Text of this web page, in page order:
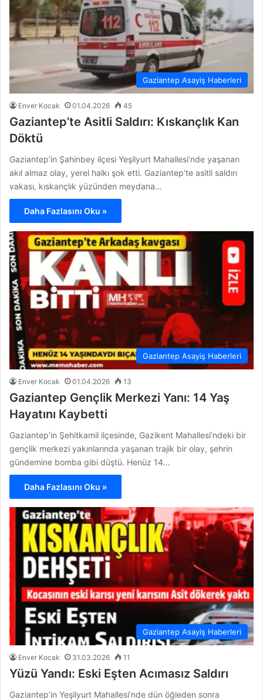
Gaziantep Asayiş Haberleri
Enver Kocak 01.04.2026 45
Gaziantep’te Asitli Saldırı: Kıskançlık Kan
Döktü
Gaziantep’in Şahinbey ilçesi Yeşilyurt Mahallesi’nde yaşanan
akıl almaz olay, yerel halkı şok etti. Gaziantep’te asitli saldırı
vakası, kıskançlık yüzünden meydana…
Daha Fazlasını Oku »
Gaziantep Asayiş Haberleri
Enver Kocak 01.04.2026 13
Gaziantep Gençlik Merkezi Yanı: 14 Yaş
Hayatını Kaybetti
Gaziantep’in Şehitkamil ilçesinde, Gazikent Mahallesi’ndeki bir
gençlik merkezi yakınlarında yaşanan trajik bir olay, şehrin
gündemine bomba gibi düştü. Henüz 14…
Daha Fazlasını Oku »
Gaziantep Asayiş Haberleri
Enver Kocak 31.03.2026 11
Yüzü Yandı: Eski Eşten Acımasız Saldırı
Gaziantep’in Yeşilyurt Mahallesi’nde dün öğleden sonra